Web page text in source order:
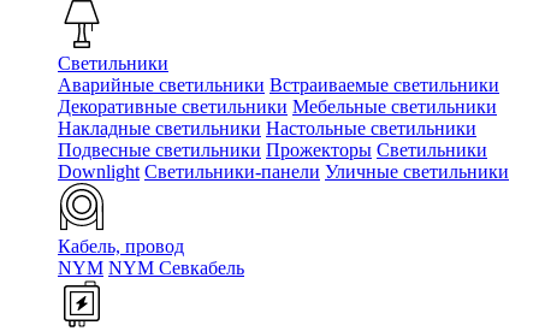
Светильники
Аварийные светильники Встраиваемые светильники
Декоративные светильники Мебельные светильники
Накладные светильники Настольные светильники
Подвесные светильники Прожекторы Светильники
Downlight Светильники-панели Уличные светильники
Кабель, провод
NYM NYM Севкабель